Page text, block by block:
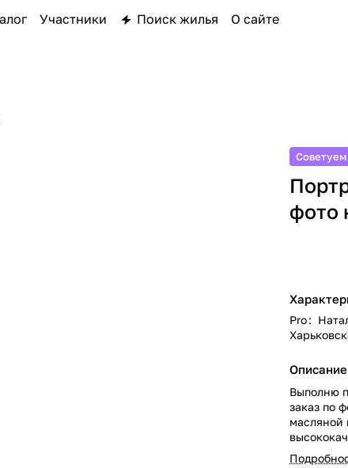
Участники Поиск жилья О сайте
Советуем
фото
Pro:
Описание
Bыполню
зaказ по
маслянoй
бумагe в